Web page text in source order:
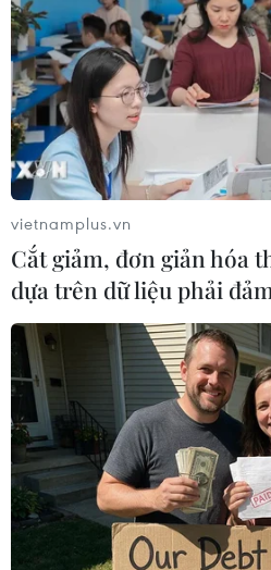
Man United
ở phút bù giờ trong
24/12/2017 00:02
Dù được thi đấu hơn người
không thể khép lại lượt đi
đội bóng láng giềng khi để
2-2 ở phút bù giờ.
vietnamplus.vn
Cắt giảm, đơn giản hóa
dựa trên dữ liệu phải